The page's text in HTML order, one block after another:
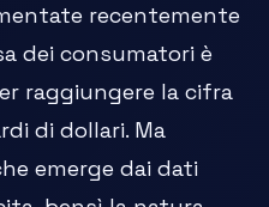
recentemente
dei consumatori è
raggiungere la cifra
di dollari. Ma
emerge dai dati